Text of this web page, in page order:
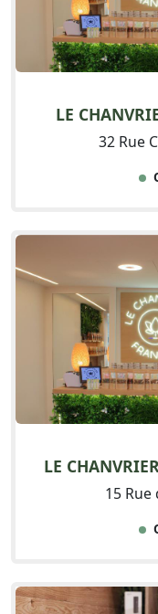
LE
32 Rue
LE
15 Rue